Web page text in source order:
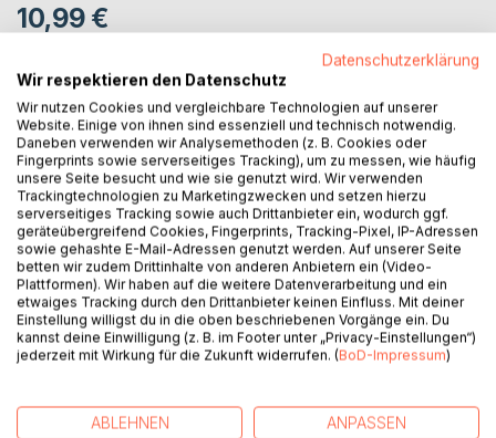
10,99 €
IN DEN WARENKORB
Auf die Merkliste
Titel bewerten
BESCHREIBUNG
Datenschutzerklärung
Wir respektieren den Datenschutz
Wir nutzen Cookies und vergleichbare Technologien auf unserer
Website. Einige von ihnen sind essenziell und technisch notwendig.
Daneben verwenden wir Analysemethoden (z. B. Cookies oder
Fingerprints sowie serverseitiges Tracking), um zu messen, wie häufig
unsere Seite besucht und wie sie genutzt wird. Wir verwenden
Trackingtechnologien zu Marketingzwecken und setzen hierzu
serverseitiges Tracking sowie auch Drittanbieter ein, wodurch ggf.
geräteübergreifend Cookies, Fingerprints, Tracking-Pixel, IP-Adressen
sowie gehashte E-Mail-Adressen genutzt werden. Auf unserer Seite
betten wir zudem Drittinhalte von anderen Anbietern ein (Video-
Plattformen). Wir haben auf die weitere Datenverarbeitung und ein
etwaiges Tracking durch den Drittanbieter keinen Einfluss. Mit deiner
Einstellung willigst du in die oben beschriebenen Vorgänge ein. Du
kannst deine Einwilligung (z. B. im Footer unter „Privacy-Einstellungen“)
jederzeit mit Wirkung für die Zukunft widerrufen. (BoD-Impressum)
ABLEHNEN ANPASSEN